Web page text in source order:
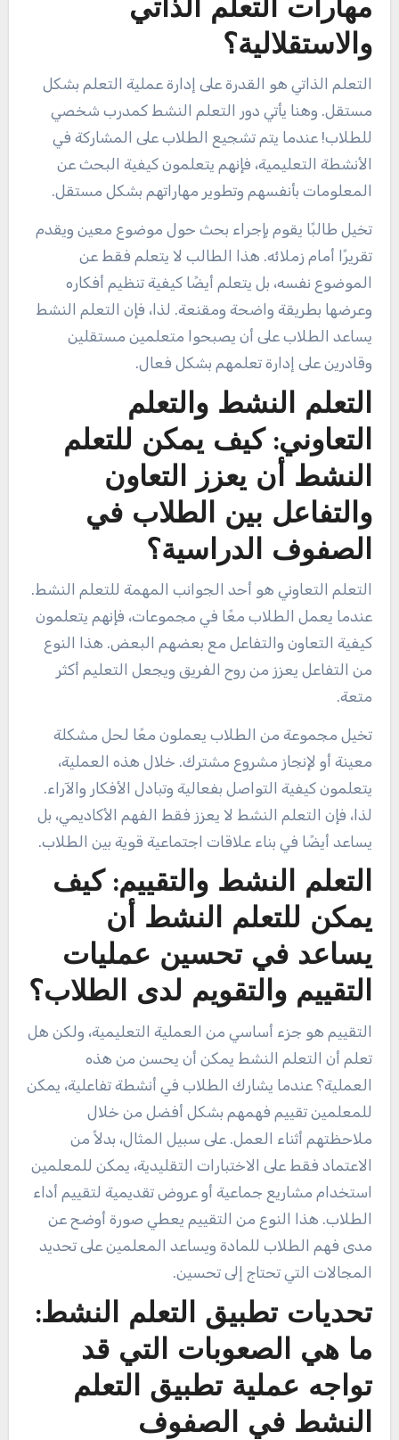
مهارات التعلم الذاتي
والاستقلالية؟
التعلم الذاتي هو القدرة على إدارة عملية التعلم بشكل
مستقل. وهنا يأتي دور التعلم النشط كمدرب شخصي
للطلاب! عندما يتم تشجيع الطلاب على المشاركة في
الأنشطة التعليمية، فإنهم يتعلمون كيفية البحث عن
المعلومات بأنفسهم وتطوير مهاراتهم بشكل مستقل.
تخيل طالبًا يقوم بإجراء بحث حول موضوع معين ويقدم
تقريرًا أمام زملائه. هذا الطالب لا يتعلم فقط عن
الموضوع نفسه، بل يتعلم أيضًا كيفية تنظيم أفكاره
وعرضها بطريقة واضحة ومقنعة. لذا، فإن التعلم النشط
يساعد الطلاب على أن يصبحوا متعلمين مستقلين
وقادرين على إدارة تعلمهم بشكل فعال.
التعلم النشط والتعلم
التعاوني: كيف يمكن للتعلم
النشط أن يعزز التعاون
والتفاعل بين الطلاب في
الصفوف الدراسية؟
التعلم التعاوني هو أحد الجوانب المهمة للتعلم النشط.
عندما يعمل الطلاب معًا في مجموعات، فإنهم يتعلمون
كيفية التعاون والتفاعل مع بعضهم البعض. هذا النوع
من التفاعل يعزز من روح الفريق ويجعل التعليم أكثر
متعة.
تخيل مجموعة من الطلاب يعملون معًا لحل مشكلة
معينة أو لإنجاز مشروع مشترك. خلال هذه العملية،
يتعلمون كيفية التواصل بفعالية وتبادل الأفكار والآراء.
لذا، فإن التعلم النشط لا يعزز فقط الفهم الأكاديمي، بل
يساعد أيضًا في بناء علاقات اجتماعية قوية بين الطلاب.
التعلم النشط والتقييم: كيف
يمكن للتعلم النشط أن
يساعد في تحسين عمليات
التقييم والتقويم لدى الطلاب؟
التقييم هو جزء أساسي من العملية التعليمية، ولكن هل
تعلم أن التعلم النشط يمكن أن يحسن من هذه
العملية؟ عندما يشارك الطلاب في أنشطة تفاعلية، يمكن
للمعلمين تقييم فهمهم بشكل أفضل من خلال
ملاحظتهم أثناء العمل. على سبيل المثال، بدلاً من
الاعتماد فقط على الاختبارات التقليدية، يمكن للمعلمين
استخدام مشاريع جماعية أو عروض تقديمية لتقييم أداء
الطلاب. هذا النوع من التقييم يعطي صورة أوضح عن
مدى فهم الطلاب للمادة ويساعد المعلمين على تحديد
المجالات التي تحتاج إلى تحسين.
تحديات تطبيق التعلم النشط:
ما هي الصعوبات التي قد
تواجه عملية تطبيق التعلم
النشط في الصفوف